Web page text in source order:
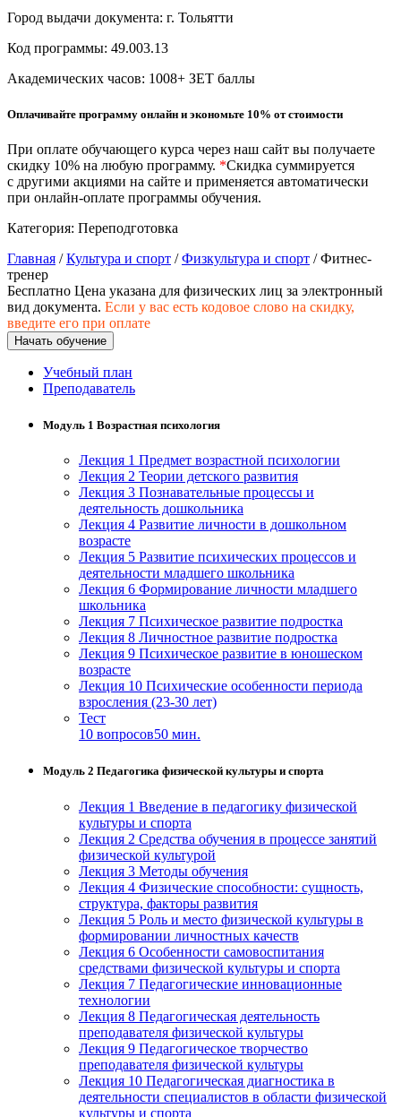
Образование и педагогические науки
Социология и социальная работа
и служащих
История и археология
Психологические науки
Техносферная безопасность и ОТ
Техносферная безопасность и
природообустройство
Экологическая безопасность в
промышленности
Техносферная безопасность
Допуски
Безопасность труда
Экономика и управление
Управление производством
общественного питания в
организации
Управление административно-
хозяйственной деятельностью
Прикладная геология, горное дело,
нефтегазовое дело и геодезия
Техника и технологии наземного
транспорта
Техника и технологии строительства
Ядерная энергетика и технологии
Культура и спорт
Физкультура и спорт
Сервис и туризм
Город выдачи документа: г. Тольятти
Код программы: 49.003.13
Академических часов: 1008+ ЗЕТ баллы
Оплачивайте программу онлайн и экономьте 10% от стоимости
При оплате обучающего курса через наш сайт вы получаете
скидку 10% на любую программу. *Скидка суммируется
с другими акциями на сайте и применяется автоматически
при онлайн-оплате программы обучения.
Категория: Переподготовка
Главная /Культура и спорт /Физкультура и спорт / Фитнес-
тренер
Бесплатно Цена указана для физических лиц за электронный
вид документа. Если у вас есть кодовое слово на скидку,
введите его при оплате
Начать обучение
Учебный план
Преподаватель
Модуль 1 Возрастная психология
Лекция 1 Предмет возрастной психологии
Лекция 2 Теории детского развития
Лекция 3 Познавательные процессы и
деятельность дошкольника
Лекция 4 Развитие личности в дошкольном
возрасте
Лекция 5 Развитие психических процессов и
деятельности младшего школьника
Лекция 6 Формирование личности младшего
школьника
Лекция 7 Психическое развитие подростка
Лекция 8 Личностное развитие подростка
Лекция 9 Психическое развитие в юношеском
возрасте
Лекция 10 Психические особенности периода
взросления (23-30 лет)
Тест
10 вопросов50 мин.
Модуль 2 Педагогика физической культуры и спорта
Лекция 1 Введение в педагогику физической
культуры и спорта
Лекция 2 Средства обучения в процессе занятий
физической культурой
Лекция 3 Методы обучения
Лекция 4 Физические способности: сущность,
структура, факторы развития
Лекция 5 Роль и место физической культуры в
формировании личностных качеств
Лекция 6 Особенности самовоспитания
средствами физической культуры и спорта
Лекция 7 Педагогические инновационные
технологии
Лекция 8 Педагогическая деятельность
преподавателя физической культуры
Лекция 9 Педагогическое творчество
преподавателя физической культуры
Лекция 10 Педагогическая диагностика в
деятельности специалистов в области физической
культуры и спорта